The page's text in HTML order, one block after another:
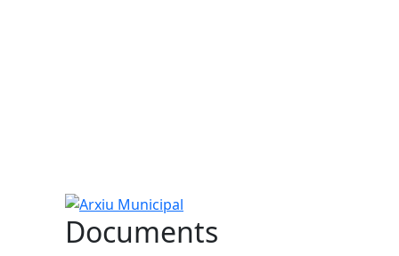
Arxiu Municipal
Documents